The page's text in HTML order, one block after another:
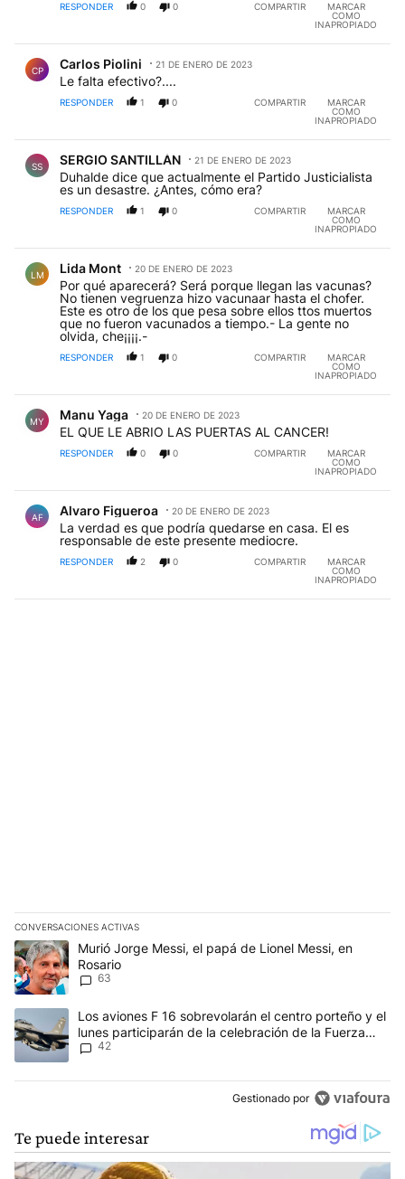
RESPONDER 0 0 COMPARTIR
MARCAR
COMO
INAPROPIADO
CP Carlos Piolini 21 DE ENERO DE 2023
Le falta efectivo?....
RESPONDER 1 0 COMPARTIR
MARCAR
COMO
INAPROPIADO
SS SERGIO SANTILLÁN 21 DE ENERO DE 2023
Duhalde dice que actualmente el Partido Justicialista
es un desastre. ¿Antes, cómo era?
RESPONDER 1 0 COMPARTIR
MARCAR
COMO
INAPROPIADO
LM Lida Mont 20 DE ENERO DE 2023
Por qué aparecerá? Será porque llegan las vacunas?
No tienen vegruenza hizo vacunaar hasta el chofer.
Este es otro de los que pesa sobre ellos ttos muertos
que no fueron vacunados a tiempo.- La gente no
olvida, che¡¡¡¡.-
RESPONDER 1 0 COMPARTIR
MARCAR
COMO
INAPROPIADO
MY Manu Yaga 20 DE ENERO DE 2023
EL QUE LE ABRIO LAS PUERTAS AL CANCER!
RESPONDER 0 0 COMPARTIR
MARCAR
COMO
INAPROPIADO
AF Alvaro Figueroa 20 DE ENERO DE 2023
La verdad es que podría quedarse en casa. El es
responsable de este presente mediocre.
RESPONDER 2 0 COMPARTIR
MARCAR
COMO
INAPROPIADO
CONVERSACIONES ACTIVAS
Este listado muestra los artículos con más comentarios en los
Un artículo de tendencia con el título "Murió Jorge Messi, el
Murió Jorge Messi, el papá de Lionel Messi, en
Rosario
63
Un artículo de tendencia con el título "Los aviones F 16
Los aviones F 16 sobrevolarán el centro porteño y el
lunes participarán de la celebración de la Fuerza
Aérea
42
Gestionado por